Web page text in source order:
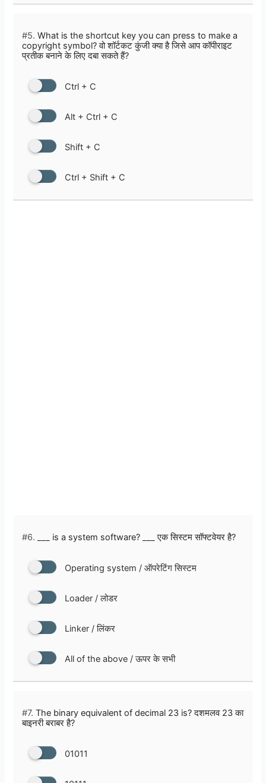
#5. What is the shortcut key you can press to make a
copyright symbol? वो शॉर्टकट कुंजी क्या है जिसे आप कॉपीराइट
प्रतीक बनाने के लिए दबा सकते हैं?
Ctrl + C
Alt + Ctrl + C
Shift + C
Ctrl + Shift + C
#6. ___ is a system software? ___ एक सिस्टम सॉफ्टवेयर है?
Operating system / ऑपरेटिंग सिस्टम
Loader / लोडर
Linker / लिंकर
All of the above / ऊपर के सभी
#7. The binary equivalent of decimal 23 is? दशमलव 23 का
बाइनरी बराबर है?
01011